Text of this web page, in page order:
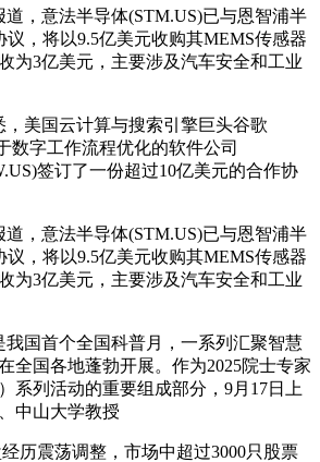
，意法半导体(STM.US)已与恩智浦半
议，将以9.5亿美元收购其MEMS传感器
为3亿美元，主要涉及汽车安全和工业
，美国云计算与搜索引擎巨头谷歌
数字工作流程优化的软件公司
签订了一份超过10亿美元的合作协
，意法半导体(STM.US)已与恩智浦半
议，将以9.5亿美元收购其MEMS传感器
为3亿美元，主要涉及汽车安全和工业
我国首个全国科普月，一系列汇聚智慧
全国各地蓬勃开展。作为2025院士专家
系列活动的重要组成部分，9月17日上
中山大学教授
历震荡调整，市场中超过3000只股票